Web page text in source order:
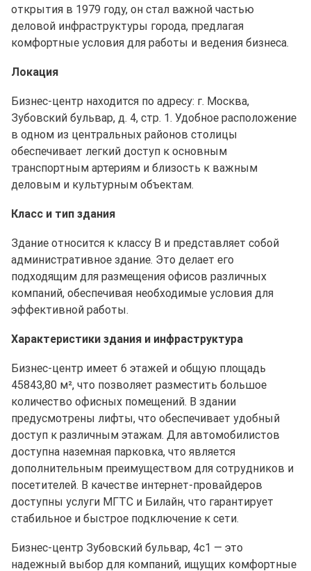
открытия в 1979 году, он стал важной частью
деловой инфраструктуры города, предлагая
комфортные условия для работы и ведения бизнеса.
Локация
Бизнес-центр находится по адресу: г. Москва,
Зубовский бульвар, д. 4, стр. 1. Удобное расположение
в одном из центральных районов столицы
обеспечивает легкий доступ к основным
транспортным артериям и близость к важным
деловым и культурным объектам.
Класс и тип здания
Здание относится к классу B и представляет собой
административное здание. Это делает его
подходящим для размещения офисов различных
компаний, обеспечивая необходимые условия для
эффективной работы.
Характеристики здания и инфраструктура
Бизнес-центр имеет 6 этажей и общую площадь
45843,80 м², что позволяет разместить большое
количество офисных помещений. В здании
предусмотрены лифты, что обеспечивает удобный
доступ к различным этажам. Для автомобилистов
доступна наземная парковка, что является
дополнительным преимуществом для сотрудников и
посетителей. В качестве интернет-провайдеров
доступны услуги МГТС и Билайн, что гарантирует
стабильное и быстрое подключение к сети.
Бизнес-центр Зубовский бульвар, 4с1 — это
надежный выбор для компаний, ищущих комфортные